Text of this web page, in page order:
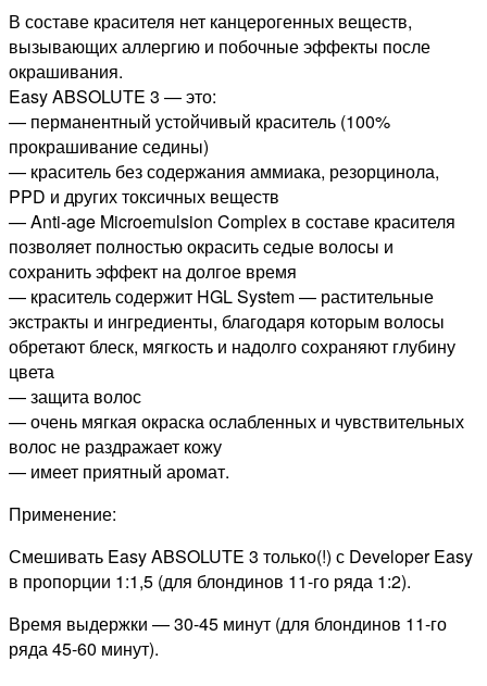
В составе красителя нет канцерогенных веществ,
вызывающих аллергию и побочные эффекты после
окрашивания.
Easy ABSOLUTE 3 — это:
— перманентный устойчивый краситель (100%
прокрашивание седины)
— краситель без содержания аммиака, резорцинола,
PPD и других токсичных веществ
— Anti-age Microemulsion Complex в составе красителя
позволяет полностью окрасить седые волосы и
сохранить эффект на долгое время
— краситель содержит HGL System — растительные
экстракты и ингредиенты, благодаря которым волосы
обретают блеск, мягкость и надолго сохраняют глубину
цвета
— защита волос
— очень мягкая окраска ослабленных и чувствительных
волос не раздражает кожу
— имеет приятный аромат.
Применение:
Смешивать Easy ABSOLUTE 3 только(!) с Developer Easy
в пропорции 1:1,5 (для блондинов 11-го ряда 1:2).
Время выдержки — 30-45 минут (для блондинов 11-го
ряда 45-60 минут).